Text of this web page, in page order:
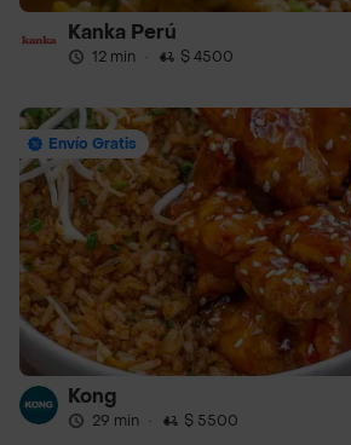
Kanka Perú
12 min · $ 4500
Envío Gratis
Kong
29 min · $ 5500